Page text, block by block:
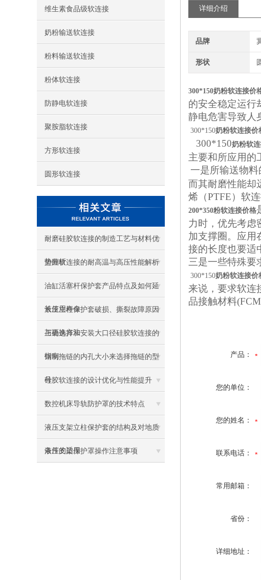
维生素食品级软连接
奶粉输送软连接
粉料输送软连接
粉体软连接
防静电软连接
聚胺脂软连接
方形软连接
圆形软连接
耐磨硅胶软连接的制造工艺与材料优
势分析
垫圈软连接的耐高温与高压性能解析
油缸活塞杆保护套产品特点及如何延
长使用寿命
液压立柱保护套破损、撕裂故障原因
与更换方法
正确选择和安装大口径硅胶软连接的
指南
钢制拖链的内孔大小来选择拖链的型
号
硅胶软连接的设计优化与性能提升
数控机床导轨防护罩的技术特点
液压支架立柱保护套的结构及对地质
条件的适用
液压支架保护罩操作注意事项
详细介绍
品牌
形状
300*150奶粉软连接价
的安全稳定运行
静电危害导致人
300*150奶粉软连接价
300*150奶粉软
主要和所应用的
一是所输送物
而其耐磨性能却
烯（PTFE）软连
200*350粉软连接价格
力时，优先考虑
加支撑圈。应用
接的长度也要适
三是一些特殊要
300*150奶粉软连接价
来说，要求软连
品接触材料
产品：
您的单位：
您的姓名：
联系电话：
常用邮箱：
省份：
详细地址：